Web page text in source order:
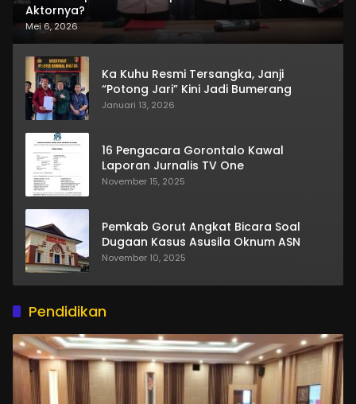
Aktornya?
Mei 6, 2026
Ka Kuhu Resmi Tersangka, Janji
“Potong Jari” Kini Jadi Bumerang
Januari 13, 2026
16 Pengacara Gorontalo Kawal
Laporan Jurnalis TV One
November 15, 2025
Pemkab Gorut Angkat Bicara Soal
Dugaan Kasus Asusila Oknum ASN
November 10, 2025
Pendidikan